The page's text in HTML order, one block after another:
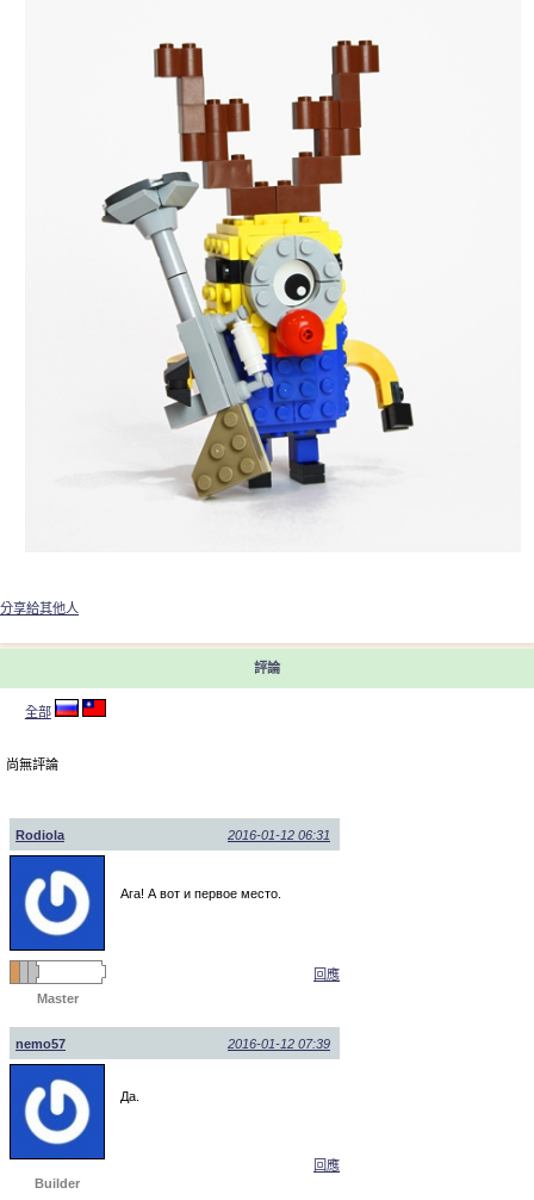
分享給其他人
評論
全部
尚無評論
Rodiola 2016-01-12 06:31
Master
Ага! А вот и первое место.
回應
nemo57 2016-01-12 07:39
Builder
Да.
回應